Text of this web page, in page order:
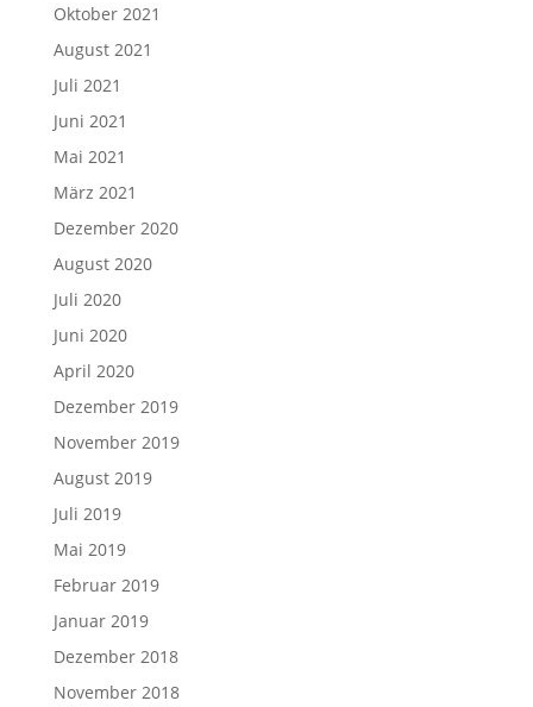
Oktober 2021
August 2021
Juli 2021
Juni 2021
Mai 2021
März 2021
Dezember 2020
August 2020
Juli 2020
Juni 2020
April 2020
Dezember 2019
November 2019
August 2019
Juli 2019
Mai 2019
Februar 2019
Januar 2019
Dezember 2018
November 2018